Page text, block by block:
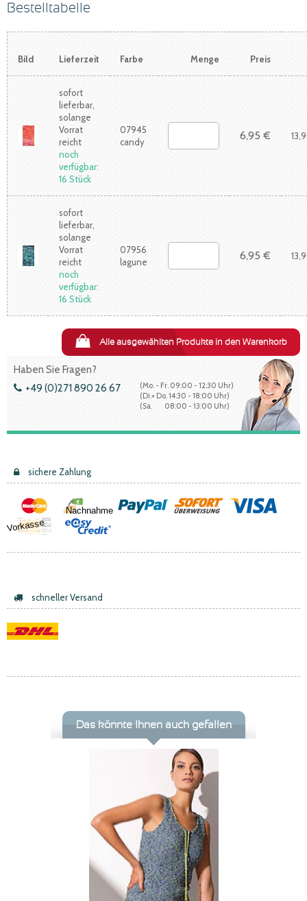
Bestelltabelle
Bild Lieferzeit Farbe Menge Preis
sofort
lieferbar,
solange
Vorrat
reicht
noch
verfügbar:
16 Stück
07945
candy
6,95 €
sofort
lieferbar,
solange
Vorrat
reicht
noch
verfügbar:
16 Stück
07956
lagune
6,95 €
Alle ausgewählten Produkte in den Warenkorb
Haben Sie Fragen?
+49 (0)271 890 26 67
(Mo. - Fr. 09:00 - 12:30 Uhr)
(Di.+ Do. 14:30 - 18:00 Uhr)
(Sa. 08:00 - 13:00 Uhr)
sichere Zahlung
Nachnahme
Vorkasse
schneller Versand
Das könnte Ihnen auch gefallen